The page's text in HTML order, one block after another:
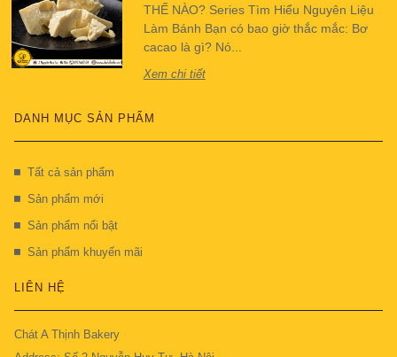
THẾ NÀO? Series Tìm Hiểu Nguyên Liệu
Làm Bánh Bạn có bao giờ thắc mắc: Bơ
cacao là gì? Nó...
Xem chi tiết
DANH MỤC SẢN PHẨM
Tất cả sản phẩm
Sản phẩm mới
Sản phẩm nổi bật
Sản phẩm khuyến mãi
LIÊN HỆ
Chát A Thịnh Bakery